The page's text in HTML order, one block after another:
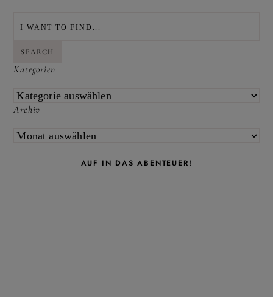
SEARCH
Kategorien
KATEGORIEN
Archiv
ARCHIV
AUF IN DAS ABENTEUER!